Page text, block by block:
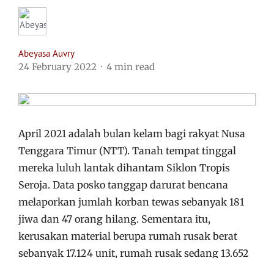
Abeyasa Auvry
24 February 2022
4 min read
April 2021 adalah bulan kelam bagi rakyat Nusa
Tenggara Timur (NTT). Tanah tempat tinggal
mereka luluh lantak dihantam Siklon Tropis
Seroja. Data posko tanggap darurat bencana
melaporkan jumlah korban tewas sebanyak 181
jiwa dan 47 orang hilang. Sementara itu,
kerusakan material berupa rumah rusak berat
sebanyak 17.124 unit, rumah rusak sedang 13.652